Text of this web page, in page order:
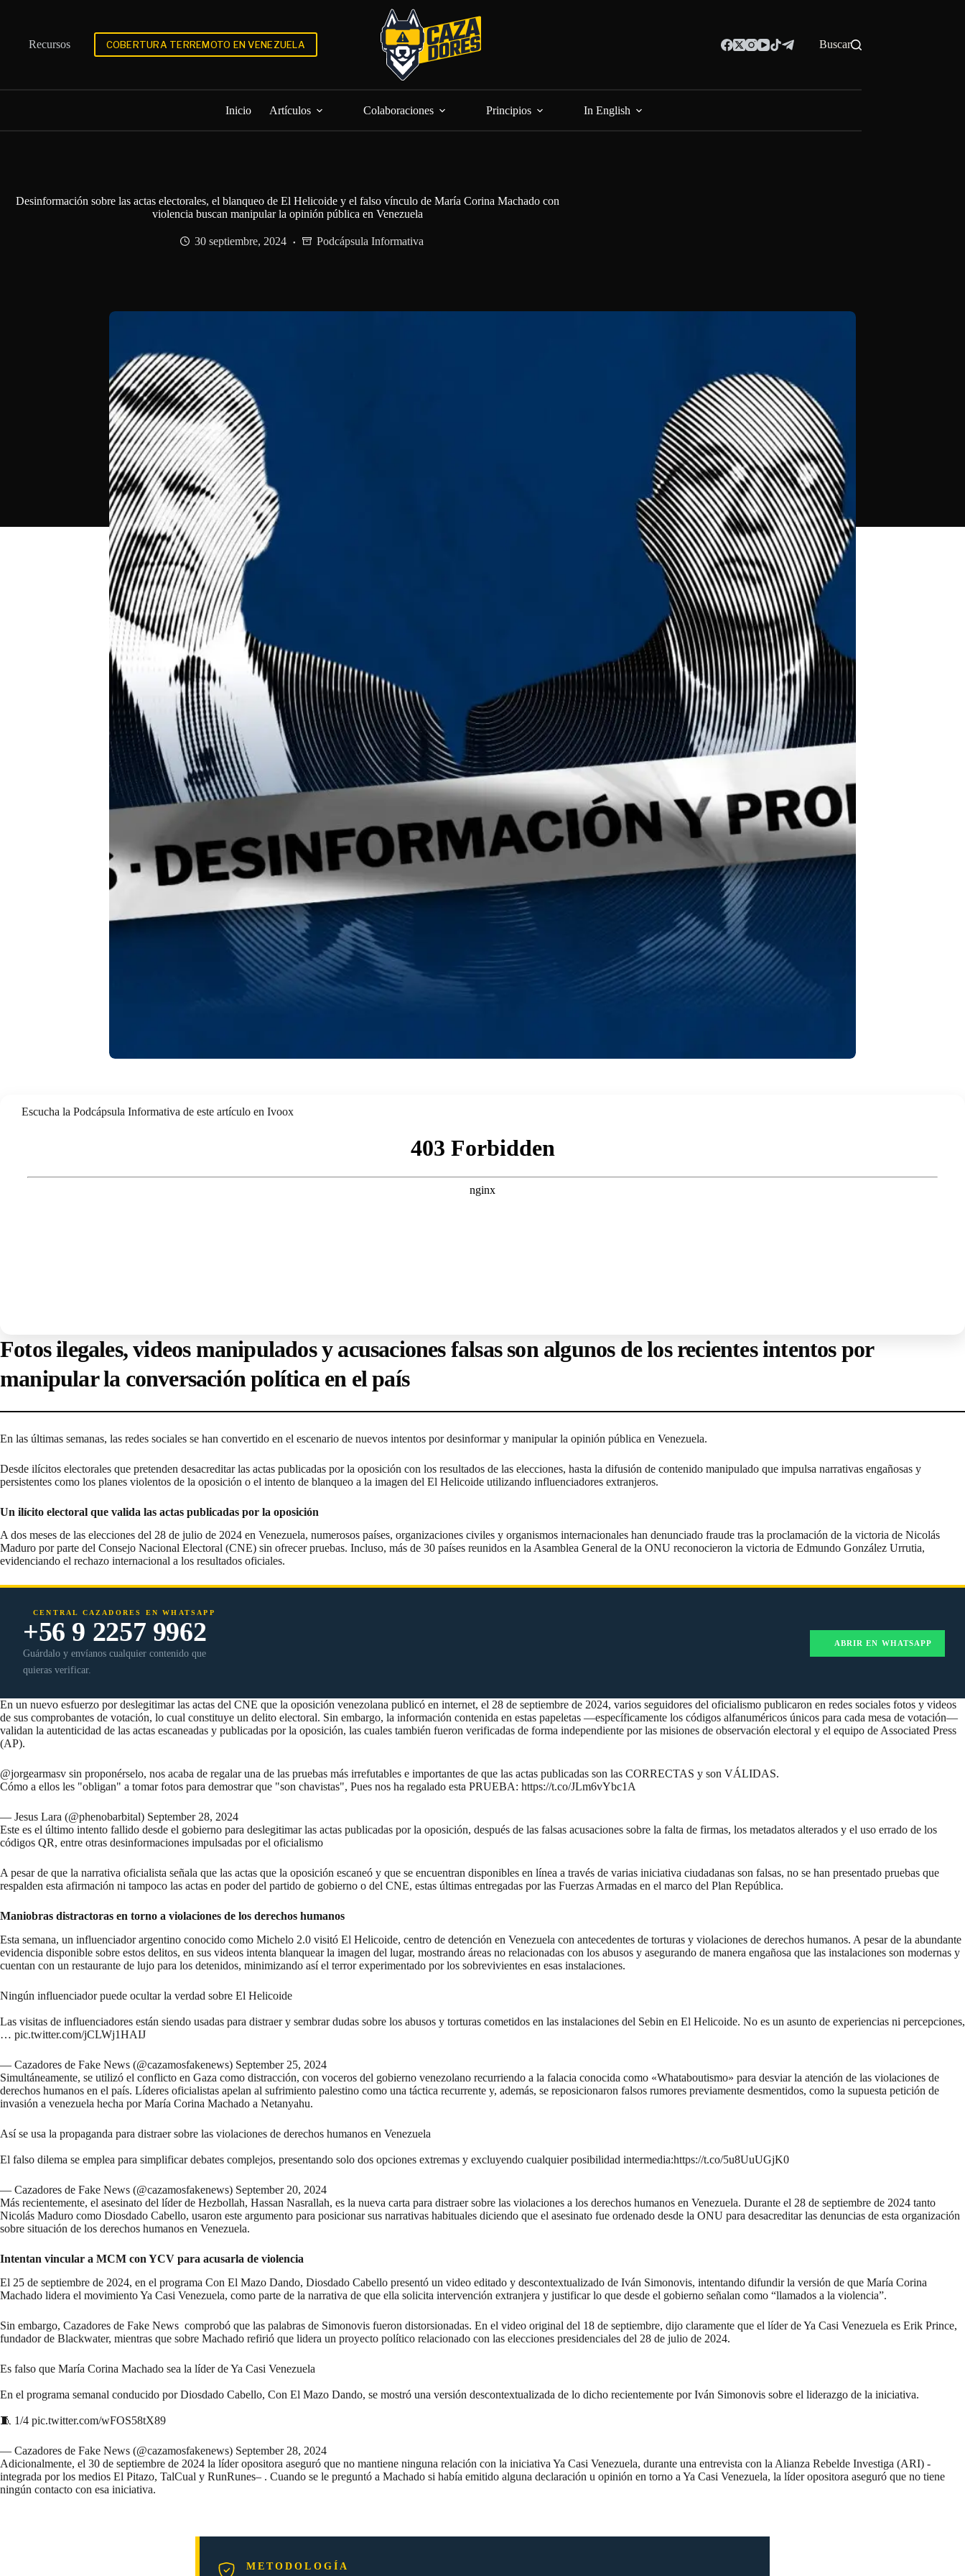
Recursos
COBERTURA TERREMOTO EN VENEZUELA Buscar
Inicio Artículos Colaboraciones Principios In English
Desinformación sobre las actas electorales, el blanqueo de El Helicoide y el falso vínculo de María Corina Machado con
violencia buscan manipular la opinión pública en Venezuela
30 septiembre, 2024 Podcápsula Informativa
Escucha la Podcápsula Informativa de este artículo en Ivoox
Fotos ilegales, videos manipulados y acusaciones falsas son algunos de los recientes intentos por
manipular la conversación política en el país
En las últimas semanas, las redes sociales se han convertido en el escenario de nuevos intentos por desinformar y manipular la opinión pública en Venezuela.
Desde ilícitos electorales que pretenden desacreditar las actas publicadas por la oposición con los resultados de las elecciones, hasta la difusión de contenido manipulado que impulsa narrativas engañosas y
persistentes como los planes violentos de la oposición o el intento de blanqueo a la imagen del El Helicoide utilizando influenciadores extranjeros.
Un ilícito electoral que valida las actas publicadas por la oposición
A dos meses de las elecciones del 28 de julio de 2024 en Venezuela, numerosos países, organizaciones civiles y organismos internacionales han denunciado fraude tras la proclamación de la victoria de Nicolás
Maduro por parte del Consejo Nacional Electoral (CNE) sin ofrecer pruebas. Incluso, más de 30 países reunidos en la Asamblea General de la ONU reconocieron la victoria de Edmundo González Urrutia,
evidenciando el rechazo internacional a los resultados oficiales.
CENTRAL CAZADORES EN WHATSAPP
+56 9 2257 9962
Guárdalo y envíanos cualquier contenido que
quieras verificar.
ABRIR EN WHATSAPP
En un nuevo esfuerzo por deslegitimar las actas del CNE que la oposición venezolana publicó en internet, el 28 de septiembre de 2024, varios seguidores del oficialismo publicaron en redes sociales fotos y videos
de sus comprobantes de votación, lo cual constituye un delito electoral. Sin embargo, la información contenida en estas papeletas —específicamente los códigos alfanuméricos únicos para cada mesa de votación—
validan la autenticidad de las actas escaneadas y publicadas por la oposición, las cuales también fueron verificadas de forma independiente por las misiones de observación electoral y el equipo de Associated Press
(AP).
@jorgearmasv sin proponérselo, nos acaba de regalar una de las pruebas más irrefutables e importantes de que las actas publicadas son las CORRECTAS y son VÁLIDAS.
Cómo a ellos les "obligan" a tomar fotos para demostrar que "son chavistas", Pues nos ha regalado esta PRUEBA: https://t.co/JLm6vYbc1A
— Jesus Lara (@phenobarbital) September 28, 2024
Este es el último intento fallido desde el gobierno para deslegitimar las actas publicadas por la oposición, después de las falsas acusaciones sobre la falta de firmas, los metadatos alterados y el uso errado de los
códigos QR, entre otras desinformaciones impulsadas por el oficialismo
A pesar de que la narrativa oficialista señala que las actas que la oposición escaneó y que se encuentran disponibles en línea a través de varias iniciativa ciudadanas son falsas, no se han presentado pruebas que
respalden esta afirmación ni tampoco las actas en poder del partido de gobierno o del CNE, estas últimas entregadas por las Fuerzas Armadas en el marco del Plan República.
Maniobras distractoras en torno a violaciones de los derechos humanos
Esta semana, un influenciador argentino conocido como Michelo 2.0 visitó El Helicoide, centro de detención en Venezuela con antecedentes de torturas y violaciones de derechos humanos. A pesar de la abundante
evidencia disponible sobre estos delitos, en sus videos intenta blanquear la imagen del lugar, mostrando áreas no relacionadas con los abusos y asegurando de manera engañosa que las instalaciones son modernas y
cuentan con un restaurante de lujo para los detenidos, minimizando así el terror experimentado por los sobrevivientes en esas instalaciones.
Ningún influenciador puede ocultar la verdad sobre El Helicoide
Las visitas de influenciadores están siendo usadas para distraer y sembrar dudas sobre los abusos y torturas cometidos en las instalaciones del Sebin en El Helicoide. No es un asunto de experiencias ni percepciones,
… pic.twitter.com/jCLWj1HAIJ
— Cazadores de Fake News (@cazamosfakenews) September 25, 2024
Simultáneamente, se utilizó el conflicto en Gaza como distracción, con voceros del gobierno venezolano recurriendo a la falacia conocida como «Whataboutismo» para desviar la atención de las violaciones de
derechos humanos en el país. Líderes oficialistas apelan al sufrimiento palestino como una táctica recurrente y, además, se reposicionaron falsos rumores previamente desmentidos, como la supuesta petición de
invasión a venezuela hecha por María Corina Machado a Netanyahu.
Así se usa la propaganda para distraer sobre las violaciones de derechos humanos en Venezuela
El falso dilema se emplea para simplificar debates complejos, presentando solo dos opciones extremas y excluyendo cualquier posibilidad intermedia:https://t.co/5u8UuUGjK0
— Cazadores de Fake News (@cazamosfakenews) September 20, 2024
Más recientemente, el asesinato del líder de Hezbollah, Hassan Nasrallah, es la nueva carta para distraer sobre las violaciones a los derechos humanos en Venezuela. Durante el 28 de septiembre de 2024 tanto
Nicolás Maduro como Diosdado Cabello, usaron este argumento para posicionar sus narrativas habituales diciendo que el asesinato fue ordenado desde la ONU para desacreditar las denuncias de esta organización
sobre situación de los derechos humanos en Venezuela.
Intentan vincular a MCM con YCV para acusarla de violencia
El 25 de septiembre de 2024, en el programa Con El Mazo Dando, Diosdado Cabello presentó un video editado y descontextualizado de Iván Simonovis, intentando difundir la versión de que María Corina
Machado lidera el movimiento Ya Casi Venezuela, como parte de la narrativa de que ella solicita intervención extranjera y justificar lo que desde el gobierno señalan como “llamados a la violencia”.
Sin embargo, Cazadores de Fake News comprobó que las palabras de Simonovis fueron distorsionadas. En el video original del 18 de septiembre, dijo claramente que el líder de Ya Casi Venezuela es Erik Prince,
fundador de Blackwater, mientras que sobre Machado refirió que lidera un proyecto político relacionado con las elecciones presidenciales del 28 de julio de 2024.
Es falso que María Corina Machado sea la líder de Ya Casi Venezuela
En el programa semanal conducido por Diosdado Cabello, Con El Mazo Dando, se mostró una versión descontextualizada de lo dicho recientemente por Iván Simonovis sobre el liderazgo de la iniciativa.
🧵 1/4 pic.twitter.com/wFOS58tX89
— Cazadores de Fake News (@cazamosfakenews) September 28, 2024
Adicionalmente, el 30 de septiembre de 2024 la líder opositora aseguró que no mantiene ninguna relación con la iniciativa Ya Casi Venezuela, durante una entrevista con la Alianza Rebelde Investiga (ARI) -
integrada por los medios El Pitazo, TalCual y RunRunes– . Cuando se le preguntó a Machado si había emitido alguna declaración u opinión en torno a Ya Casi Venezuela, la líder opositora aseguró que no tiene
ningún contacto con esa iniciativa.
METODOLOGÍA